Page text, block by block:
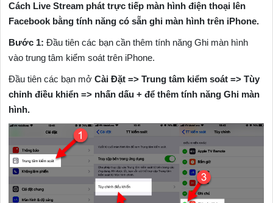
Cách Live Stream phát trực tiếp màn hình điện thoại lên
Facebook bằng tính năng có sẵn ghi màn hình trên iPhone.
Bước 1: Đầu tiên các bạn cần thêm tính năng Ghi màn hình
vào trung tâm kiểm soát trên iPhone.
Đầu tiên các bạn mởCài Đặt => Trung tâm kiểm soát => Tùy
chỉnh điều khiển => nhấn dấu + để thêm tính năng Ghi màn
hình.